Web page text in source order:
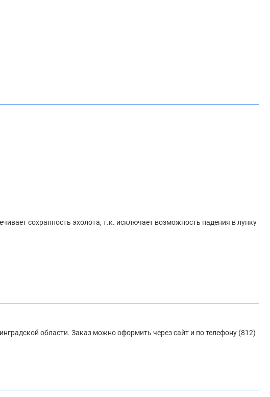
сохранность эхолота, т.к. исключает возможность падения в лунку
области. Заказ можно оформить через сайт и по телефону (812)